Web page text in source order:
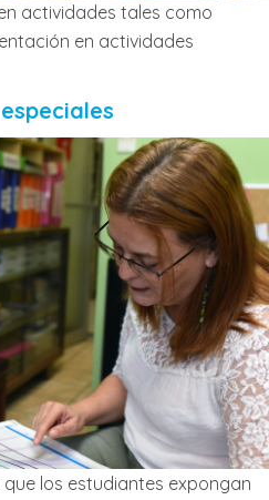
actividades tales como
en actividades
los estudiantes expongan